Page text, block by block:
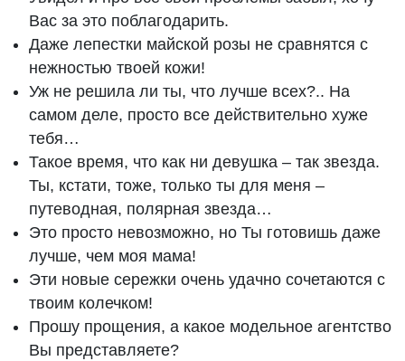
Вас за это поблагодарить.
Даже лепестки майской розы не сравнятся с
нежностью твоей кожи!
Уж не решила ли ты, что лучше всех?.. На
самом деле, просто все действительно хуже
тебя…
Такое время, что как ни девушка – так звезда.
Ты, кстати, тоже, только ты для меня –
путеводная, полярная звезда…
Это просто невозможно, но Ты готовишь даже
лучше, чем моя мама!
Эти новые сережки очень удачно сочетаются с
твоим колечком!
Прошу прощения, а какое модельное агентство
Вы представляете?